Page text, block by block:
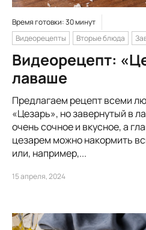
Время готовки: 30 минут
Видеорецепты
Вторые блюда
Видеорецепт:
лаваше
Предлагаем рецепт всеми
«Цезарь», но завернутый в
очень сочное и вкусное, а
цезарем можно накормить
или, например,...
15 апреля, 2024